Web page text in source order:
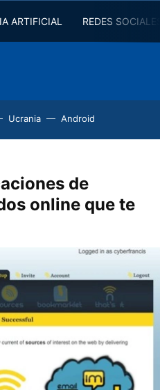
ARTIFICIAL REDES
Ucrania Android
de
online que te